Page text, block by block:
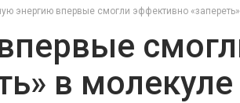
энергию впервые смогли эффективно
в молекуле
Тайфун, засуха и пожары:
сразу несколько